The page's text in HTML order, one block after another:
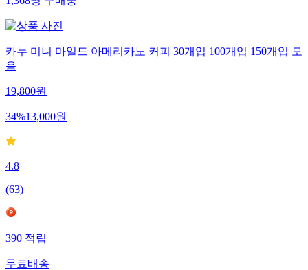
1,368명구매중
카누 미니 마일드 아메리카노 커피 30개입 100개입 150개입 모
음
19,800원
34%13,000원
4.8
(63)
390적립